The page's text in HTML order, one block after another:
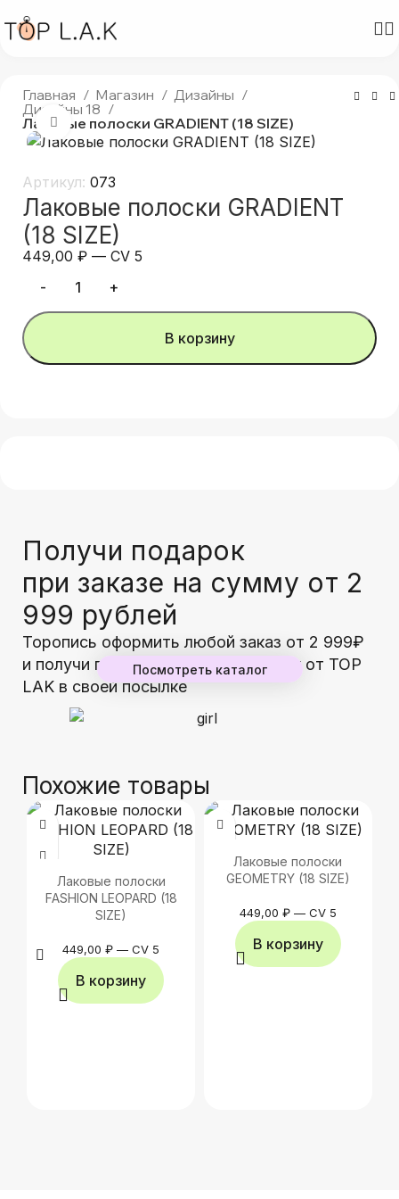
Главная Магазин
Дизайны
Дизайны 18
Лаковые полоски GRADIENT (18 SIZE)
Нажмите, чтобы увеличить
Артикул:073
Лаковые полоски GRADIENT
(18 SIZE)
449,00₽ —CV 5
В корзину
Получи подарок
при заказе на сумму от 2
999 рублей
Торопись оформить любой заказ от 2 999₽
и получи гарантированный подарок от TOP
LAK в своей посылке
Посмотреть каталог
Похожие товары
Лаковые полоски
FASHION LEOPARD (18
SIZE)
449,00 ₽ — CV 5
В корзину
Лаковые полоски
GEOMETRY (18 SIZE)
449,00 ₽— CV 5
В корзину